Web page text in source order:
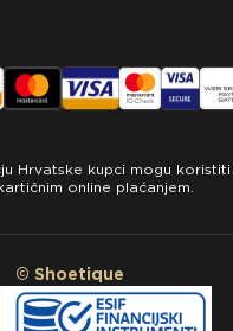
Hrvatske kupci mogu
online plaćanjem.
© Shoetique